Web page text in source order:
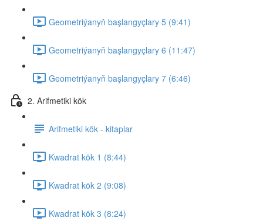
Geometriýanyň başlangyçlary 5 (9:41)
Geometriýanyň başlangyçlary 6 (11:47)
Geometriýanyň başlangyçlary 7 (6:46)
2. Arifmetiki kök
Arifmetiki kök - kitaplar
Kwadrat kök 1 (8:44)
Kwadrat kök 2 (9:08)
Kwadrat kök 3 (8:24)